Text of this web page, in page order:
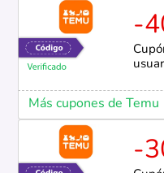
-
Más cupones de Temu
-